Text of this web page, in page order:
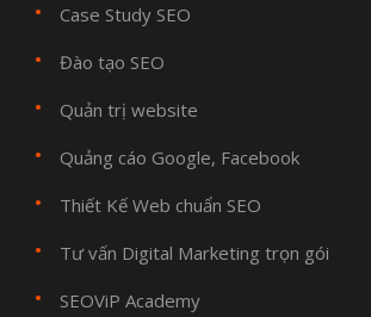
Case Study SEO
Đào tạo SEO
Quản trị website
Quảng cáo Google, Facebook
Thiết Kế Web chuẩn SEO
Tư vấn Digital Marketing trọn gói
SEOViP Academy